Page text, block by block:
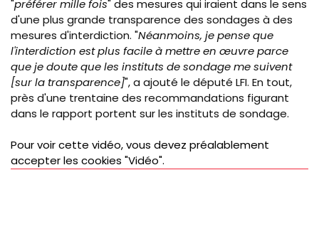
"préférer mille fois" des mesures qui iraient dans le sens
d'une plus grande transparence des sondages à des
mesures d'interdiction. "Néanmoins, je pense que
l'interdiction est plus facile à mettre en œuvre parce
que je doute que les instituts de sondage me suivent
[sur la transparence]", a ajouté le député LFI. En tout,
près d'une trentaine des recommandations figurant
dans le rapport portent sur les instituts de sondage.
Pour voir cette vidéo, vous devez préalablement
accepter les cookies "Vidéo".